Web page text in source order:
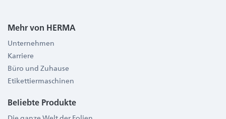
Mehr von HERMA
Unternehmen
Karriere
Büro und Zuhause
Etikettiermaschinen
Beliebte Produkte